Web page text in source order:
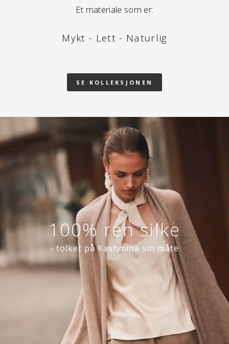
Et materiale som er:
Mykt - Lett - Naturlig
SE KOLLEKSJONEN
100% ren silke
- tolket på Kashmina sin måte